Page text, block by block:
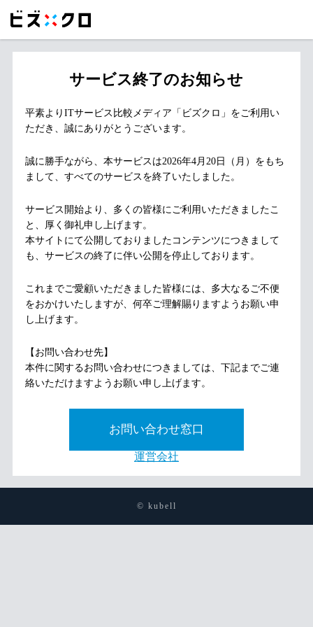
サービス終了のお知らせ
平素よりITサービス比較メディア「ビズクロ」をご利用い
ただき、誠にありがとうございます。
誠に勝手ながら、本サービスは2026年4月20日（月）をもち
まして、すべてのサービスを終了いたしました。
サービス開始より、多くの皆様にご利用いただきましたこ
と、厚く御礼申し上げます。
本サイトにて公開しておりましたコンテンツにつきまして
も、サービスの終了に伴い公開を停止しております。
これまでご愛顧いただきました皆様には、多大なるご不便
をおかけいたしますが、何卒ご理解賜りますようお願い申
し上げます。
【お問い合わせ先】
本件に関するお問い合わせにつきましては、下記までご連
絡いただけますようお願い申し上げます。
お問い合わせ窓口
運営会社
© kubell